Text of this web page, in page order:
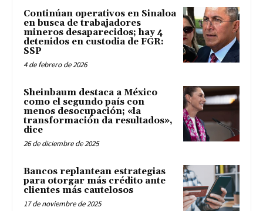
Continúan operativos en Sinaloa
en busca de trabajadores
mineros desaparecidos; hay 4
detenidos en custodia de FGR:
SSP
4 de febrero de 2026
Sheinbaum destaca a México
como el segundo país con
menos desocupación; «la
transformación da resultados»,
dice
26 de diciembre de 2025
Bancos replantean estrategias
para otorgar más crédito ante
clientes más cautelosos
17 de noviembre de 2025